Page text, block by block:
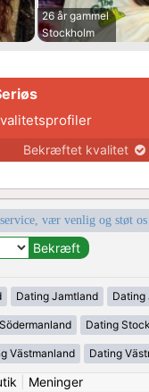
26 år gammel
Stockholm
Bekræftet kvalitet
vær venlig og støt os
Dating Jamtland Dating
Dating
Västmanland Dating
Meninger